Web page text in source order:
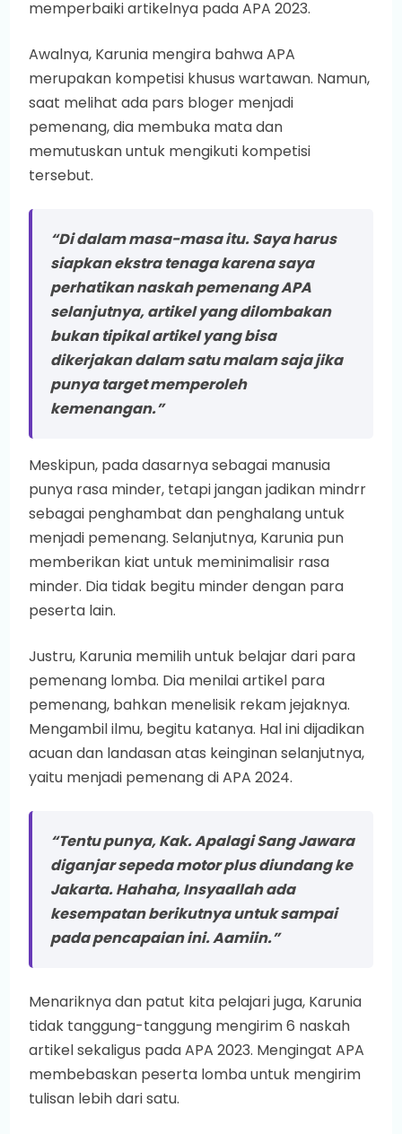
memperbaiki artikelnya pada APA 2023.
Awalnya, Karunia mengira bahwa APA
merupakan kompetisi khusus wartawan. Namun,
saat melihat ada pars bloger menjadi
pemenang, dia membuka mata dan
memutuskan untuk mengikuti kompetisi
tersebut.
“Di dalam masa-masa itu. Saya harus
siapkan ekstra tenaga karena saya
perhatikan naskah pemenang APA
selanjutnya, artikel yang dilombakan
bukan tipikal artikel yang bisa
dikerjakan dalam satu malam saja jika
punya target memperoleh
kemenangan.”
Meskipun, pada dasarnya sebagai manusia
punya rasa minder, tetapi jangan jadikan mindrr
sebagai penghambat dan penghalang untuk
menjadi pemenang. Selanjutnya, Karunia pun
memberikan kiat untuk meminimalisir rasa
minder. Dia tidak begitu minder dengan para
peserta lain.
Justru, Karunia memilih untuk belajar dari para
pemenang lomba. Dia menilai artikel para
pemenang, bahkan menelisik rekam jejaknya.
Mengambil ilmu, begitu katanya. Hal ini dijadikan
acuan dan landasan atas keinginan selanjutnya,
yaitu menjadi pemenang di APA 2024.
“Tentu punya, Kak. Apalagi Sang Jawara
diganjar sepeda motor plus diundang ke
Jakarta. Hahaha, Insyaallah ada
kesempatan berikutnya untuk sampai
pada pencapaian ini. Aamiin.”
Menariknya dan patut kita pelajari juga, Karunia
tidak tanggung-tanggung mengirim 6 naskah
artikel sekaligus pada APA 2023. Mengingat APA
membebaskan peserta lomba untuk mengirim
tulisan lebih dari satu.